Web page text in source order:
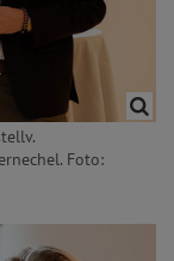
Foto: